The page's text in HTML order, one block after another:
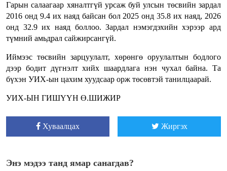
Гарын салаагаар хяналтгүй урсаж буй улсын төсвийн зардал
2016 онд 9.4 их наяд байсан бол 2025 онд 35.8 их наяд, 2026
онд 32.9 их наяд боллоо. Зардал нэмэгдэхийн хэрээр ард
түмний амьдрал сайжирсангүй.
Иймээс төсвийн зарцуулалт, хөрөнгө оруулалтын бодлого
дээр бодит дүгнэлт хийх шаардлага нэн чухал байна. Та
бүхэн УИХ-ын цахим хуудсаар орж төсөвтэй танилцаарай.
УИХ-ЫН ГИШҮҮН Ө.ШИЖИР
Хуваалцах Жиргэх
Энэ мэдээ танд ямар санагдав?